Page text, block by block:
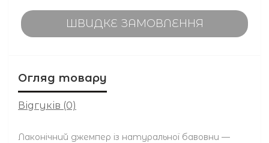
ШВИДКЕ ЗАМОВЛЕННЯ
Огляд товару
Відгуків (0)
Лаконічний джемпер із натуральної бавовни —